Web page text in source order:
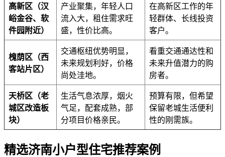
高新区（汉
峪金谷、软
件园附近）
产业聚集，年轻人口
流入大，租住需求旺
盛，性价比高。
在高新区工作的年
轻群体、长线投资
客户。
槐荫区（西
客站片区）
交通枢纽优势明显，
未来规划利好，价格
尚处洼地。
看重交通通达性和
未来升值潜力的购
房者。
天桥区（老
城区改造板
块）
生活气息浓厚，烟火
气足，配套成熟，部
分项目价格亲民。
预算有限，但希望
保留老城生活便利
性的刚需族。
精选济南小户型住宅推荐案例